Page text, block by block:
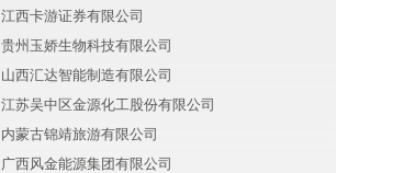
江西卡游证券有限公司
贵州玉娇生物科技有限公司
山西汇达智能制造有限公司
江苏吴中区金源化工股份有限公司
内蒙古锦靖旅游有限公司
广西风金能源集团有限公司